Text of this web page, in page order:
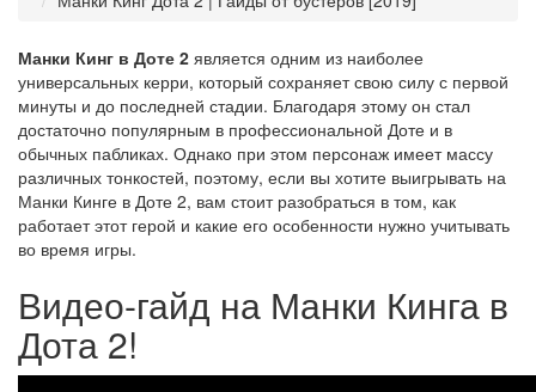
Манки Кинг в Доте 2 является одним из наиболее
универсальных керри, который сохраняет свою силу с первой
минуты и до последней стадии. Благодаря этому он стал
достаточно популярным в профессиональной Доте и в
обычных пабликах. Однако при этом персонаж имеет массу
различных тонкостей, поэтому, если вы хотите выигрывать на
Манки Кинге в Доте 2, вам стоит разобраться в том, как
работает этот герой и какие его особенности нужно учитывать
во время игры.
Видео-гайд на Манки Кинга в
Дота 2!